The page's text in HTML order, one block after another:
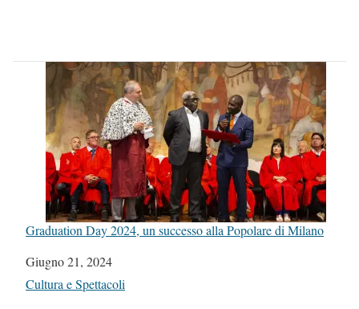
Graduation Day 2024, un successo alla Popolare di Milano
Data
Giugno 21, 2024
In relazione a
Cultura e Spettacoli